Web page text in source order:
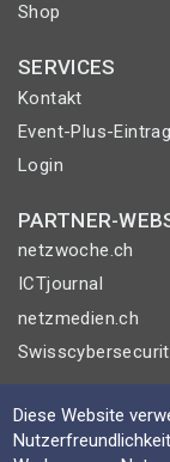
Shop
SERVICES
Kontakt
Event-Plus-Eintrag
Login
PARTNER-
netzwoche.ch
ICTjournal
netzmedien.ch
©
Impressum
Diese Website